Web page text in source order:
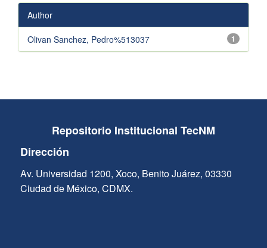
Author
1
Olivan Sanchez, Pedro%513037
Repositorio Institucional TecNM
Dirección
Av. Universidad 1200, Xoco, Benito Juárez, 03330
Ciudad de México, CDMX.